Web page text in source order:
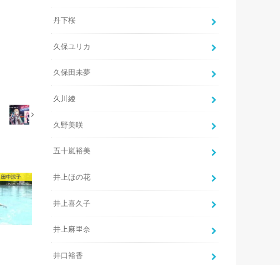
田中涼子
丹下桜
久保ユリカ
久保田未夢
久川綾
久野美咲
五十嵐裕美
井上ほの花
井上喜久子
井上麻里奈
井口裕香